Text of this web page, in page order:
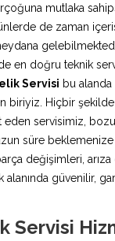
mutlaka
de zaman
en doğru teknik
Servisi bu
biriyiz. Hiçbir şekilde
eden servisimiz,
süre
değişimleri, arıza
güvenilir,
Servisi